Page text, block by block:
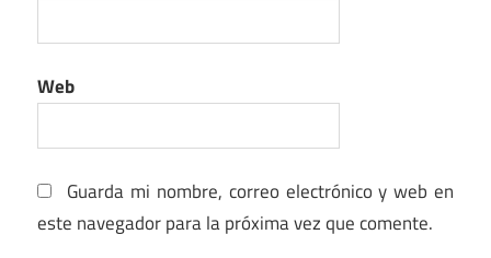
Web
Guarda mi nombre, correo electrónico y web en
este navegador para la próxima vez que comente.